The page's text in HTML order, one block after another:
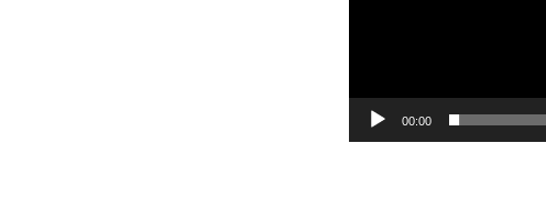
00:00